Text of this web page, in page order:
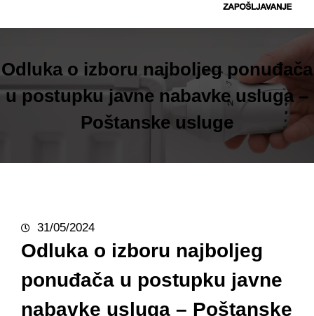
r
g
Odluka o izboru najboljeg ponuđača
u postupku javne nabavke usluga –
Poštanske usluge
31/05/2024
Odluka o izboru najboljeg
ponuđača u postupku javne
nabavke usluga – Poštanske